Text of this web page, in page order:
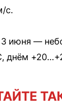
с.
3 июня —
днём